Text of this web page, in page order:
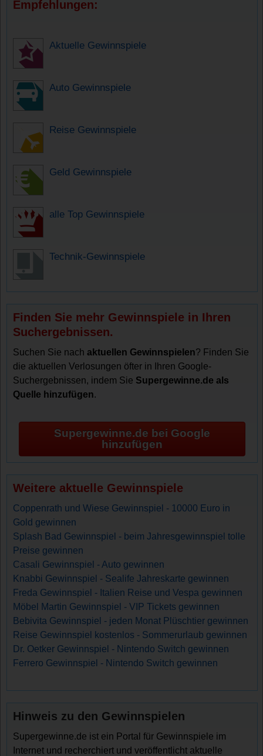
Empfehlungen:
Aktuelle Gewinnspiele
Auto Gewinnspiele
Reise Gewinnspiele
Geld Gewinnspiele
alle Top Gewinnspiele
Technik-Gewinnspiele
Finden Sie mehr Gewinnspiele in Ihren
Suchergebnissen.
Suchen Sie nachaktuellen Gewinnspielen? Finden Sie
die aktuellen Verlosungen öfter in Ihren Google-
Suchergebnissen, indem Sie Supergewinne.de als
Quelle hinzufügen.
Supergewinne.de bei Google
hinzufügen
Weitere aktuelle Gewinnspiele
Coppenrath und Wiese Gewinnspiel - 10000 Euro in
Gold gewinnen
Splash Bad Gewinnspiel - beim Jahresgewinnspiel tolle
Preise gewinnen
Casali Gewinnspiel - Auto gewinnen
Knabbi Gewinnspiel - Sealife Jahreskarte gewinnen
Freda Gewinnspiel - Italien Reise und Vespa gewinnen
Möbel Martin Gewinnspiel - VIP Tickets gewinnen
Bebivita Gewinnspiel - jeden Monat Plüschtier gewinnen
Reise Gewinnspiel kostenlos - Sommerurlaub gewinnen
Dr. Oetker Gewinnspiel - Nintendo Switch gewinnen
Ferrero Gewinnspiel - Nintendo Switch gewinnen
Hinweis zu den Gewinnspielen
Supergewinne.de ist ein Portal für Gewinnspiele im
Internet und recherchiert und veröffentlicht aktuelle